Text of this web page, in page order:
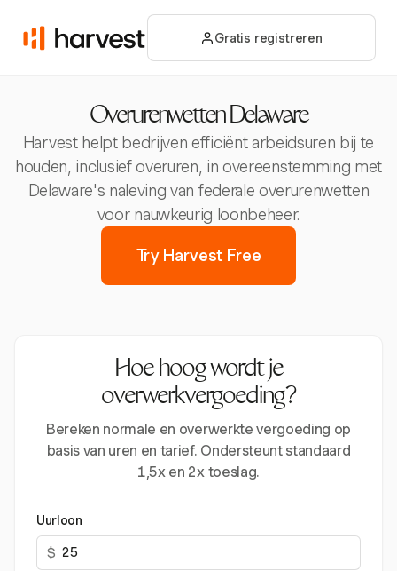
Gratis registreren
Overurenwetten Delaware
Harvest helpt bedrijven efficiënt arbeidsuren bij te
houden, inclusief overuren, in overeenstemming met
Delaware's naleving van federale overurenwetten
voor nauwkeurig loonbeheer.
Try Harvest Free
Hoe hoog wordt je
overwerkvergoeding?
Bereken normale en overwerkte vergoeding op
basis van uren en tarief. Ondersteunt standaard
1,5x en 2x toeslag.
Uurloon
$